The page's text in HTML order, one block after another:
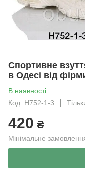
Спортивне
в Одесі від
В наявності
Код: H752-1-3
420 ₴
Мінімальне